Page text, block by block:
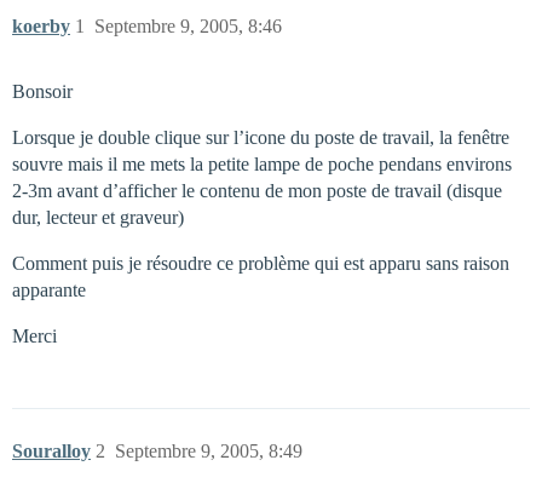
koerby Septembre 9, 2005, 8:46
1
Bonsoir
Lorsque je double clique sur l’icone du poste de travail, la fenêtre
souvre mais il me mets la petite lampe de poche pendans environs
2-3m avant d’afficher le contenu de mon poste de travail (disque
dur, lecteur et graveur)
Comment puis je résoudre ce problème qui est apparu sans raison
apparante
Merci
Souralloy Septembre 9, 2005, 8:49
2